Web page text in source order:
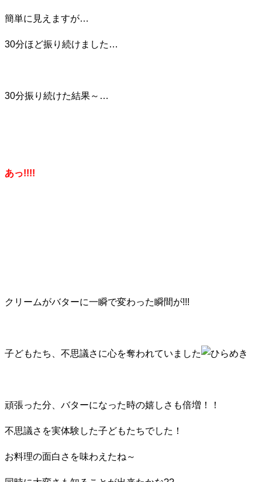
簡単に見えますが…
30分ほど振り続けました…
30分振り続けた結果～…
あっ!!!!
クリームがバターに一瞬で変わった瞬間が!!!
子どもたち、不思議さに心を奪われていました
頑張った分、バターになった時の嬉しさも倍増！！
不思議さを実体験した子どもたちでした！
お料理の面白さを味わえたね～